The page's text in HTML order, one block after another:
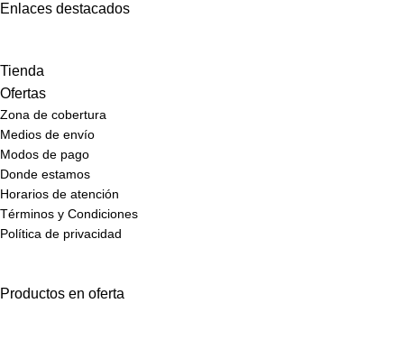
Enlaces destacados
Tienda
Ofertas
Zona de cobertura
Medios de envío
Modos de pago
Donde estamos
Horarios de atención
Términos y Condiciones
Política de privacidad
Productos en oferta